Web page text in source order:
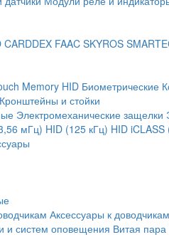
CARDDEX FAAC SKYROS
Memory HID Биометрические
Кронштейны и стойки
Электромеханические защелки
мГц) HID (125 кГц) HID
Аксессуары к доводчикам
и систем оповещения Витая